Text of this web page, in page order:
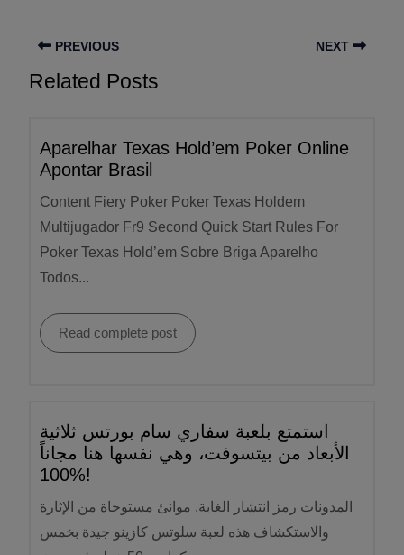
PREVIOUS NEXT
Related Posts
Aparelhar Texas Hold’em Poker Online
Apontar Brasil
Content Fiery Poker Poker Texas Holdem
Multijugador Fr9 Second Quick Start Rules For
Poker Texas Hold’em Sobre Briga Aparelho
Todos...
Read complete post
استمتع بلعبة سفاري سام بورتس ثلاثية
الأبعاد من بيتسوفت، وهي نفسها هنا مجاناً
100%!
المدونات رمز انتشار الغابة. موانئ مستوحاة من الإثارة
والاستكشاف هذه لعبة سلوتس كازينو جيدة بخمس